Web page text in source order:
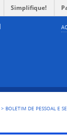
Simplifique!
> BOLETIM DE PESSOAL E